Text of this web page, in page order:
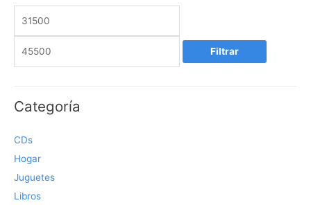
c
í
m
o
c
Filtrar
Categoría
CDs
Hogar
Juguetes
Libros